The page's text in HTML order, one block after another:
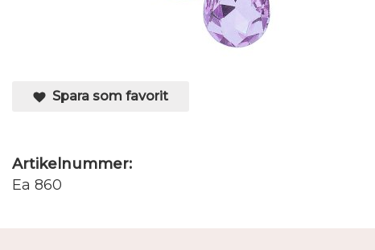
Spara som favorit
Artikelnummer:
Ea 860